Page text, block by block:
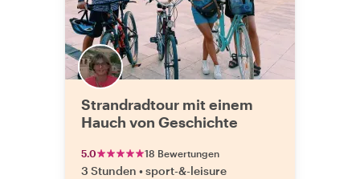
Strandradtour mit einem
Hauch von Geschichte
5.0 18 Bewertungen
3 Stunden •sport-&-leisure